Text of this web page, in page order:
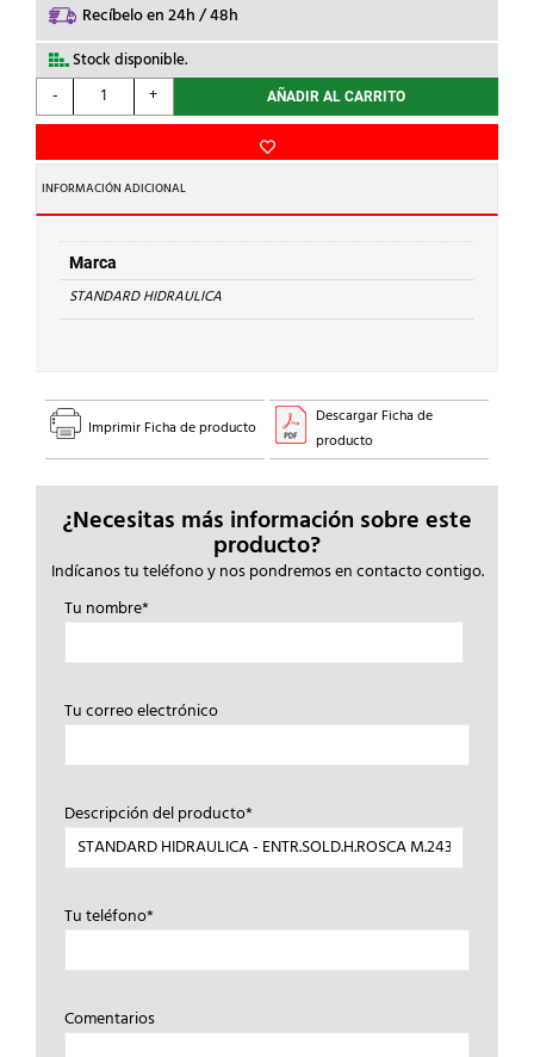
Recíbelo en 24h / 48h
Stock disponible.
-
STANDARD
HIDRAULICA
ENTR.SOLD.H.ROSCA
M.243gCu
15-
3/4
cantidad
+ AÑADIR AL CARRITO
INFORMACIÓN ADICIONAL
Marca
STANDARD HIDRAULICA
Imprimir Ficha de producto
Descargar Ficha de
producto
¿Necesitas más información sobre este
producto?
Indícanos tu teléfono y nos pondremos en contacto contigo.
Tu nombre*
Tu correo electrónico
Descripción del producto*
Tu teléfono*
Comentarios